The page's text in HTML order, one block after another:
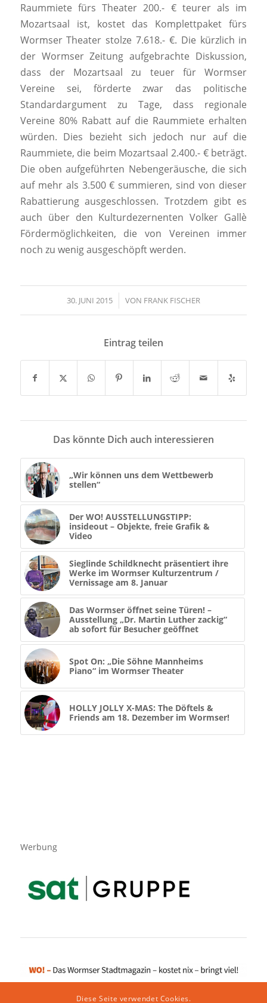
Raummiete fürs Theater 200.- € teurer als im
Mozartsaal ist, kostet das Komplettpaket fürs
Wormser Theater stolze 7.618.- €. Die kürzlich in
der Wormser Zeitung aufgebrachte Diskussion,
dass der Mozartsaal zu teuer für Wormser
Vereine sei, förderte zwar das politische
Standardargument zu Tage, dass regionale
Vereine 80% Rabatt auf die Raummiete erhalten
würden. Dies bezieht sich jedoch nur auf die
Raummiete, die beim Mozartsaal 2.400.- € beträgt.
Die oben aufgeführten Nebengeräusche, die sich
auf mehr als 3.500 € summieren, sind von dieser
Rabattierung ausgeschlossen. Trotzdem gibt es
auch über den Kulturdezernenten Volker Gallè
Fördermöglichkeiten, die von Vereinen immer
noch zu wenig ausgeschöpft werden.
30. JUNI 2015
/ VON FRANK FISCHER
Eintrag teilen
Das könnte Dich auch interessieren
„Wir können uns dem Wettbewerb
stellen“
Der WO! AUSSTELLUNGSTIPP:
insideout – Objekte, freie Grafik &
Video
Sieglinde Schildknecht präsentiert ihre
Werke im Wormser Kulturzentrum /
Vernissage am 8. Januar
Das Wormser öffnet seine Türen! –
Ausstellung „Dr. Martin Luther zackig“
ab sofort für Besucher geöffnet
Spot On: „Die Söhne Mannheims
Piano“ im Wormser Theater
HOLLY JOLLY X-MAS: The Döftels &
Friends am 18. Dezember im Wormser!
Werbung
Diese Seite verwendet Cookies.